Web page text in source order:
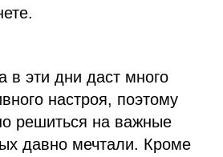
эти дни даст много
настроя, поэтому
решиться на важные
давно мечтали. Кроме